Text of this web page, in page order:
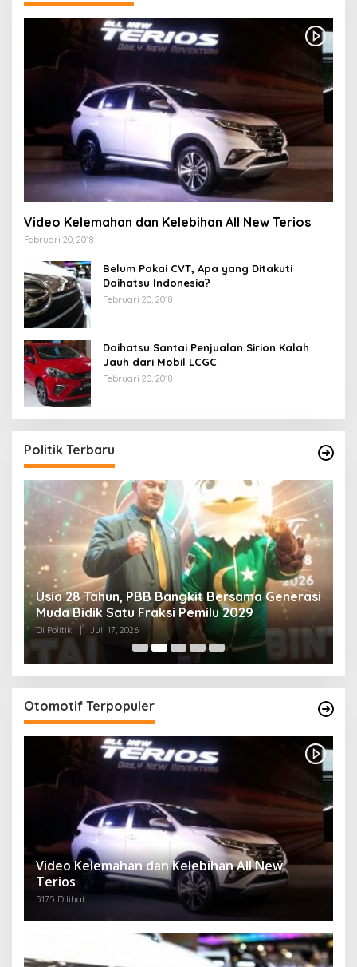
Video Kelemahan dan Kelebihan All New Terios
Februari 20, 2018
Belum Pakai CVT, Apa yang Ditakuti
Daihatsu Indonesia?
Februari 20, 2018
Daihatsu Santai Penjualan Sirion Kalah
Jauh dari Mobil LCGC
Februari 20, 2018
Politik Terbaru
Usia 28 Tahun, PBB Bangkit Bersama Generasi
Muda Bidik Satu Fraksi Pemilu 2029
Di Politik | Juli 17, 2026
Otomotif Terpopuler
Video Kelemahan dan Kelebihan All New
Terios
5175 Dilihat